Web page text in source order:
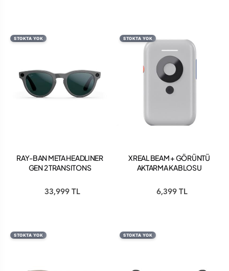
STOKTA YOK
RAY-BAN META HEADLINER
GEN 2 TRANSITONS
33,999 TL
STOKTA YOK
XREAL BEAM + GÖRÜNTÜ
AKTARMA KABLOSU
6,399 TL
STOKTA YOK STOKTA YOK